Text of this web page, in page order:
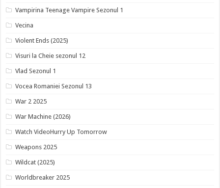
Vampirina Teenage Vampire Sezonul 1
Vecina
Violent Ends (2025)
Visuri la Cheie sezonul 12
Vlad Sezonul 1
Vocea Romaniei Sezonul 13
War 2 2025
War Machine (2026)
Watch VideoHurry Up Tomorrow
Weapons 2025
Wildcat (2025)
Worldbreaker 2025